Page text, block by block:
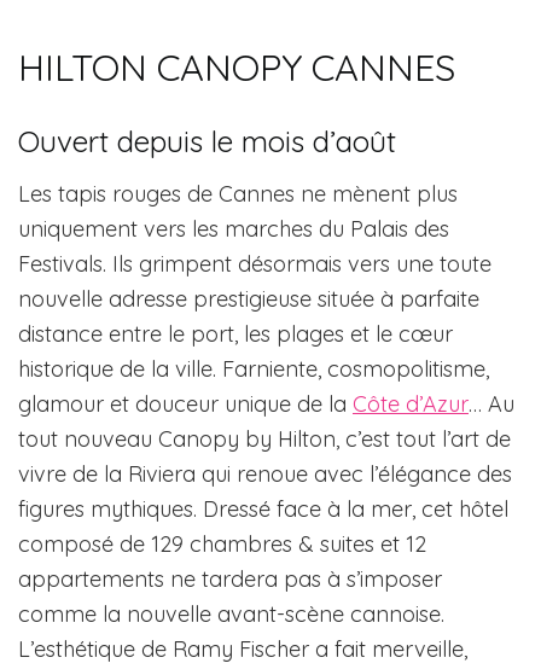
HILTON CANOPY CANNES
Ouvert depuis le mois d’août
Les tapis rouges de Cannes ne mènent plus
uniquement vers les marches du Palais des
Festivals. Ils grimpent désormais vers une toute
nouvelle adresse prestigieuse située à parfaite
distance entre le port, les plages et le cœur
historique de la ville. Farniente, cosmopolitisme,
glamour et douceur unique de la Côte d’Azur… Au
tout nouveau Canopy by Hilton, c’est tout l’art de
vivre de la Riviera qui renoue avec l’élégance des
figures mythiques. Dressé face à la mer, cet hôtel
composé de 129 chambres & suites et 12
appartements ne tardera pas à s’imposer
comme la nouvelle avant-scène cannoise.
L’esthétique de Ramy Fischer a fait merveille,